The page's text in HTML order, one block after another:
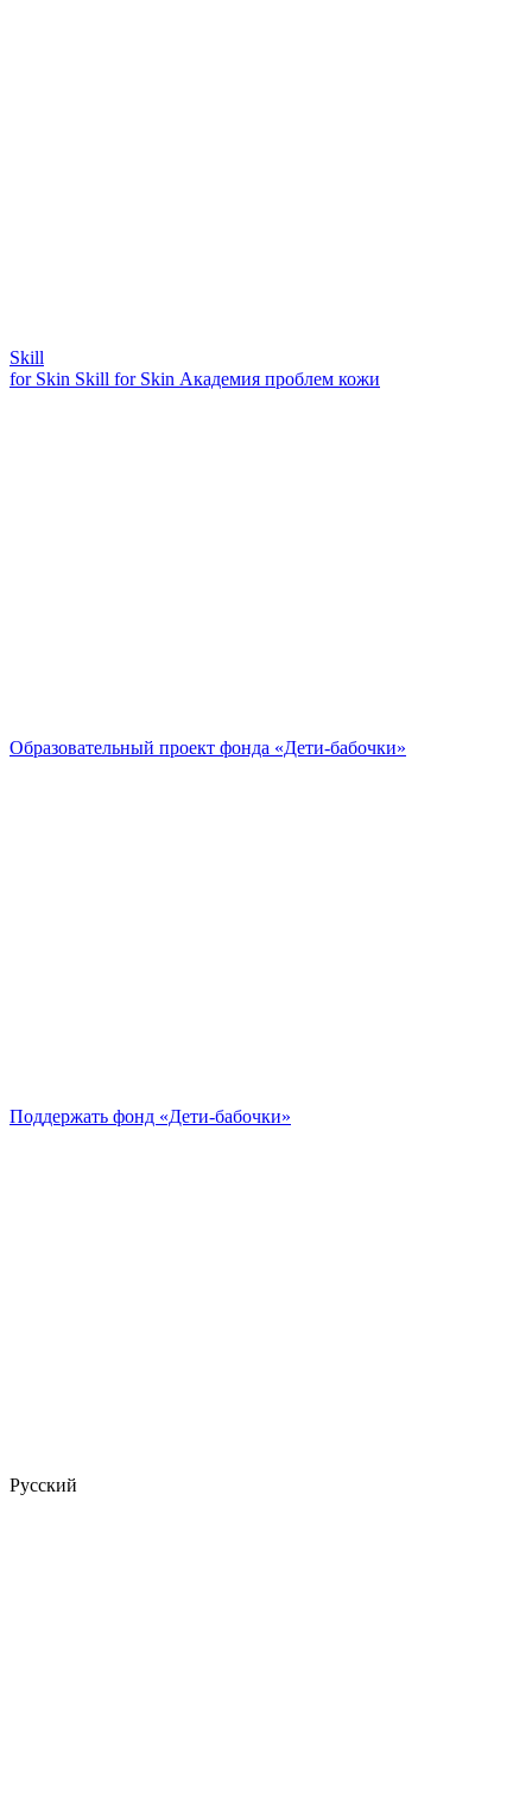
Skill
for Skin Skill for Skin Академия проблем кожи
Образовательный проект фонда «Дети-бабочки»
Поддержать фонд «Дети-бабочки»
Русский